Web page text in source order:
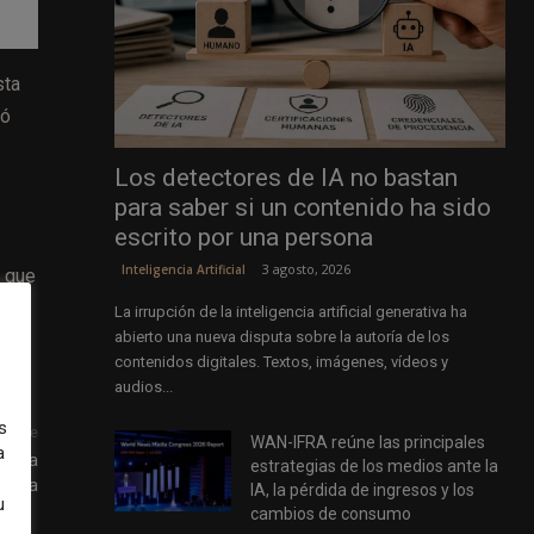
la
Los detectores de IA no bastan
para saber si un contenido ha sido
escrito por una persona
Inteligencia Artificial 3 agosto, 2026
La irrupción de la inteligencia artificial generativa ha
abierto una nueva disputa sobre la autoría de los
contenidos digitales. Textos, imágenes, vídeos y
audios...
WAN-IFRA reúne las principales
estrategias de los medios ante la
IA, la pérdida de ingresos y los
cambios de consumo